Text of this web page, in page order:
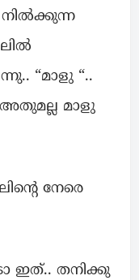
“മാളു “..
മാളു
നേരെ
തനിക്കു